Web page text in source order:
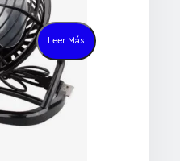
Descripción:
Ventilador de
plástico
conección a PC o
también esencial
para auto,
mediante puerto
Leer Más